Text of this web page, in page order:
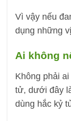
Vì vậy nếu
dụng những
Ai không
Không phải
tử, dưới đây
dùng hắc kỷ